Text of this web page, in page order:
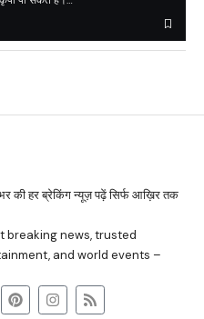
की हर ब्रेकिंग न्यूज़ पढ़ें सिर्फ आख़िर तक
breaking news, trusted
and world events –